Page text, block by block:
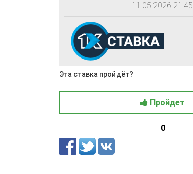
11.05.2026 21:45
Эта ставка пройдёт?
Пройдет
0